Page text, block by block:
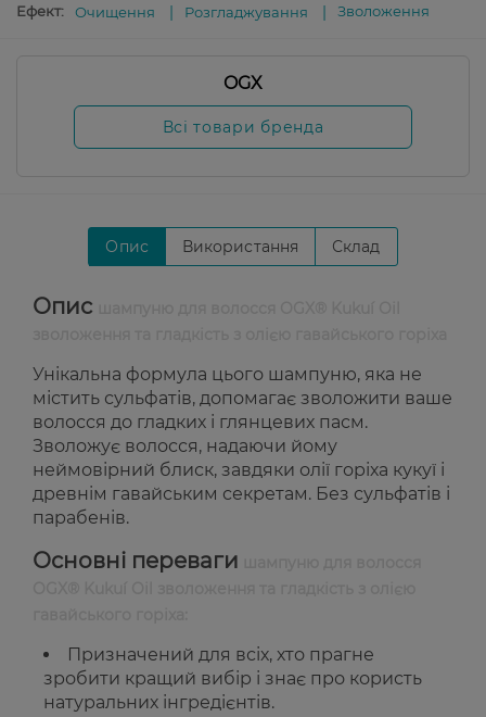
Ефект:
Очищення Розгладжування Зволоження
OGX
Всі товари бренда
Опис Використання Склад
Опис
Унікальна формула цього шампуню, яка не
містить сульфатів, допомагає зволожити ваше
волосся до гладких і глянцевих пасм.
Зволожує волосся, надаючи йому
неймовірний блиск, завдяки олії горіха кукуї і
древнім гавайським секретам. Без сульфатів і
парабенів.
Основні переваги
Призначений для всіх, хто прагне
зробити кращий вибір і знає про користь
натуральних інгредієнтів.